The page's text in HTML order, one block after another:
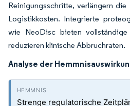
Reinigungsschritte, verlängern
Logistikkosten. Integrierte
wie NeoDisc bieten vollständige
reduzieren klinische Abbruchraten.
Analyse der
Strenge regulatorische